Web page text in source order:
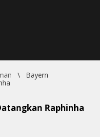
\
Bayern
Raphinha